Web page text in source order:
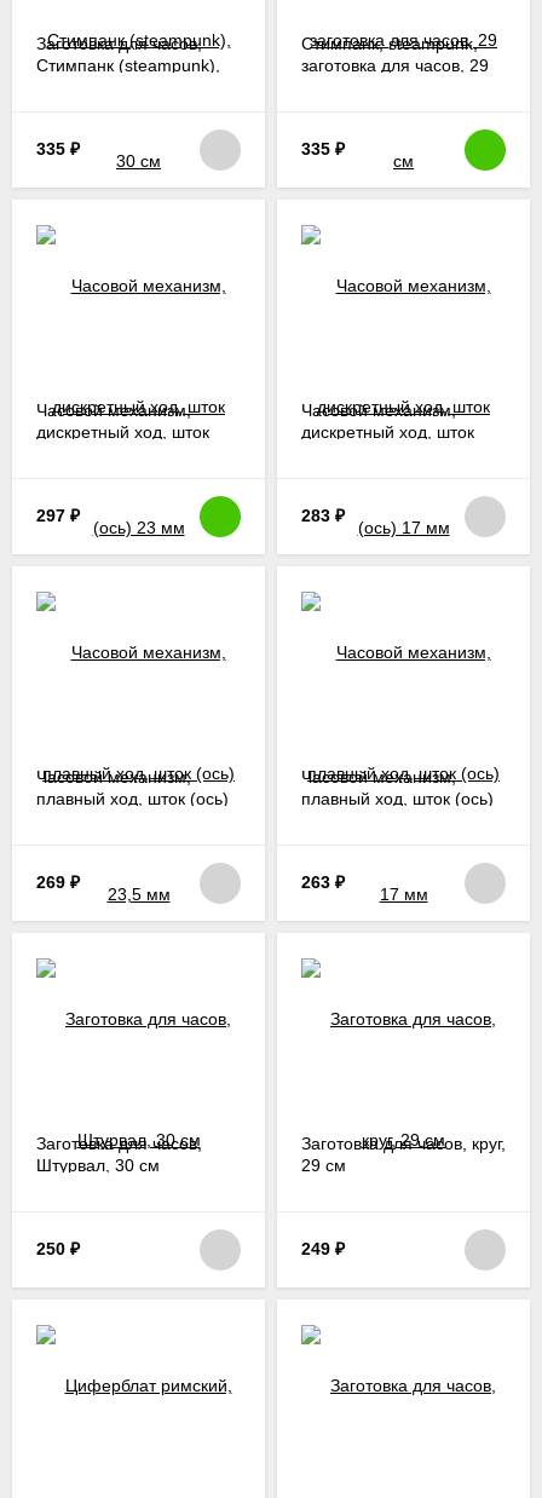
Заготовка для часов,
Стимпанк (steampunk),
335 ₽
Стимпанк, steampunk,
заготовка для часов, 29
335 ₽
Часовой механизм,
дискретный ход, шток
297 ₽
Часовой механизм,
дискретный ход, шток
283 ₽
Часовой механизм,
плавный ход, шток (ось)
269 ₽
Часовой механизм,
плавный ход, шток (ось)
263 ₽
Заготовка для часов,
Штурвал, 30 см
250 ₽
Заготовка для часов, круг,
29 см
249 ₽